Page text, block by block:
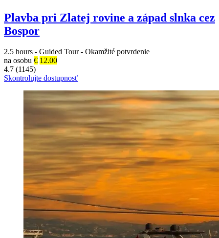
Plavba pri Zlatej rovine a západ slnka cez
Bospor
2.5 hours - Guided Tour - Okamžité potvrdenie
na osobu € 12.00
4.7 (1145)
Skontrolujte dostupnosť